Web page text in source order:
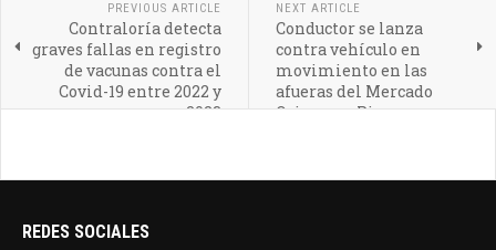
PREVIOUS ARTICLE
Contraloría detecta
graves fallas en registro
de vacunas contra el
Covid-19 entre 2022 y
2023
NEXT ARTICLE
Conductor se lanza
contra vehículo en
movimiento en las
afueras del Mercado
Origen en Pirque
REDES SOCIALES